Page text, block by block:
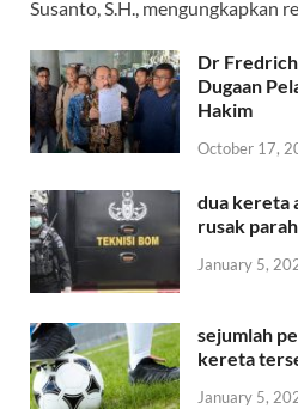
Susanto, S.H., mengungkapkan
Dr
Dugaan
Hakim
October 17,
dua kereta
rusak
January 5,
sejumlah
kereta
January 5,